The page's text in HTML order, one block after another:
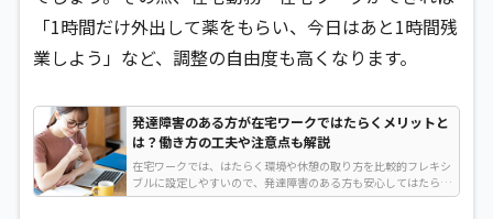
「1時間だけ外出して薬をもらい、今日はあと1時間残
業しよう」など、調整の自由度も高くなります。
発達障害のある方が在宅ワークではたらくメリットと
は？働き方の工夫や注意点も解説
在宅ワークでは、はたらく環境や休憩の取り方を比較的フレキシ
ブルに設定しやすいので、発達障害のある方も安心してはたらき
やすくなるでしょう。そこで本記事では、発達障害のある方が在